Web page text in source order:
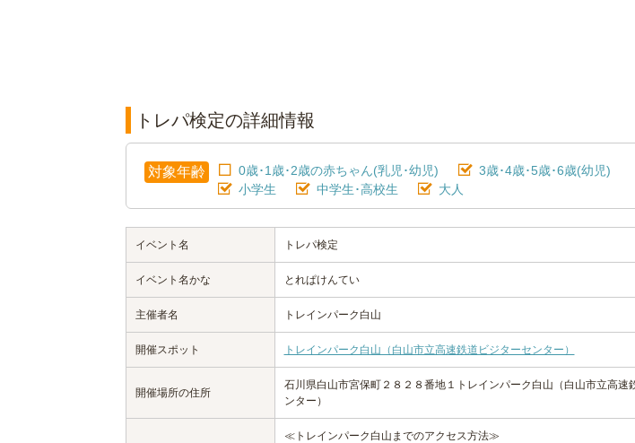
トレパ検定の詳細情報
対象年齢 0歳･1歳･2歳の赤ちゃん(乳児･幼児)
3歳･4歳･5歳･6歳(幼児)
小学生
中学生･高校生 大人
イベント名 トレパ検定
イベント名かな とれぱけんてい
主催者名 トレインパーク白山
開催スポット トレインパーク白山（白山市立高速鉄道ビジターセンター）
開催場所の住所
石川県白山市宮保町２８２８番地１トレインパーク白山（白山市立高速
ンター）
≪トレインパーク白山までのアクセス方法≫